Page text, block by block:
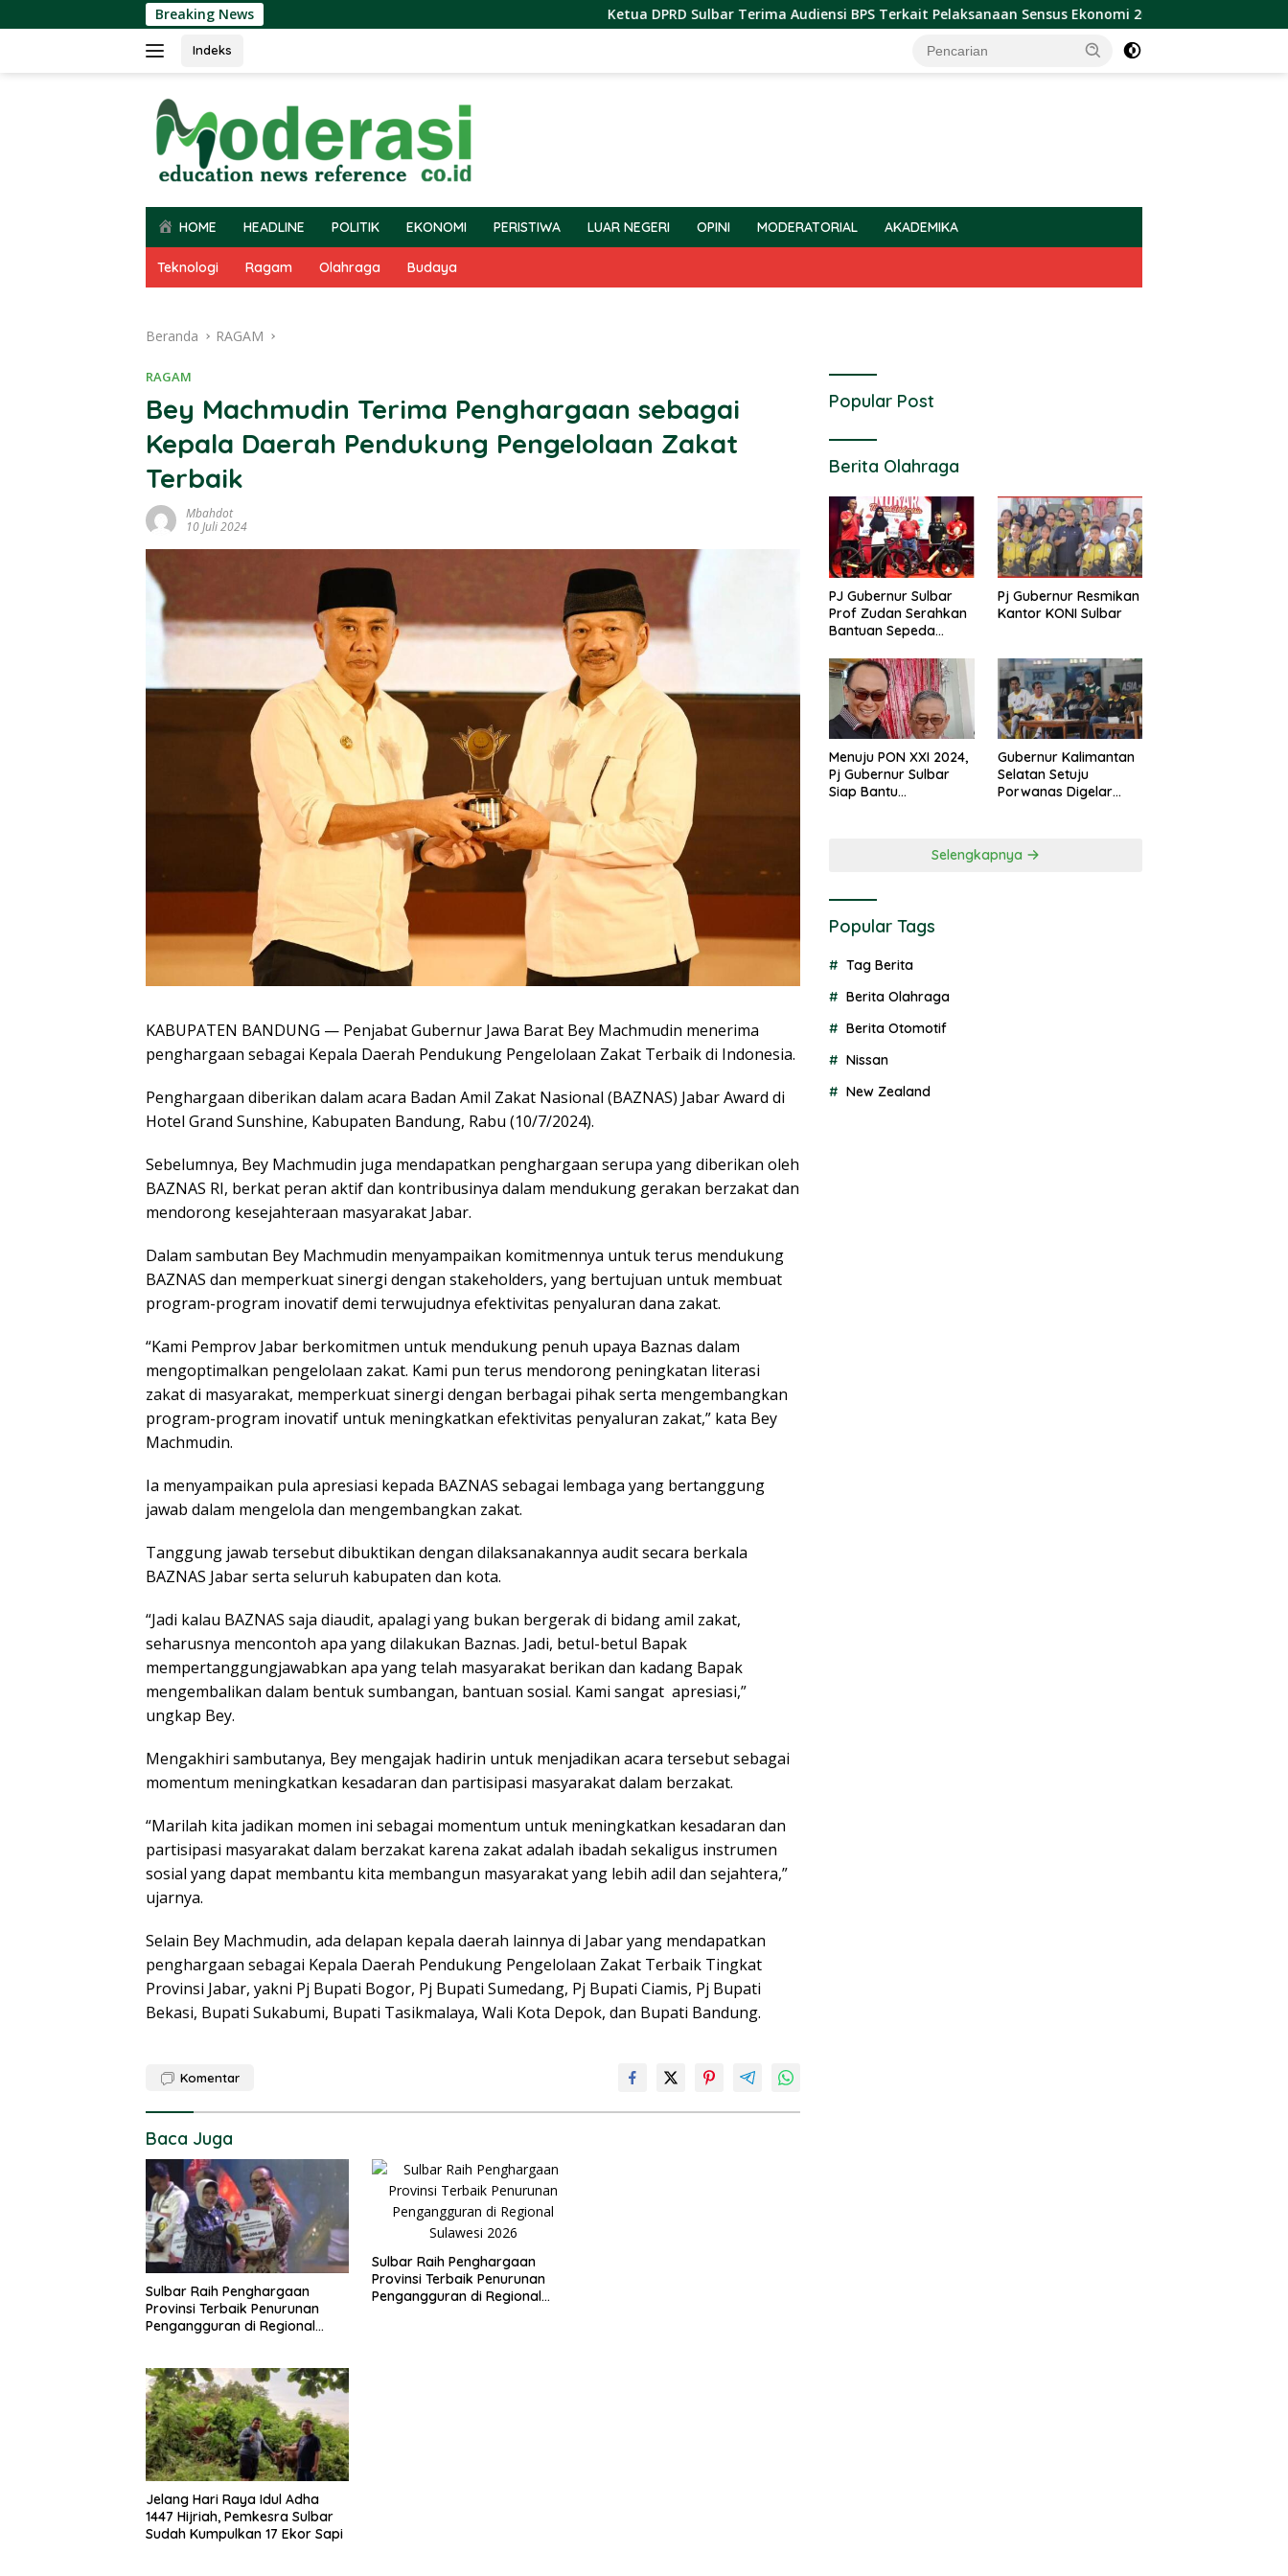
ke
Breaking News Ketua DPRD Sulbar Terima Audiensi BPS Terkait Pelaksanaan Sensus Ekonomi 2026
Indeks
HOME HEADLINE POLITIK EKONOMI PERISTIWA LUAR NEGERI OPINI MODERATORIAL AKADEMIKA
Teknologi Ragam Olahraga Budaya
Beranda RAGAM
RAGAM
Bey Machmudin Terima Penghargaan sebagai
Kepala Daerah Pendukung Pengelolaan Zakat
Terbaik
Mbahdot
10 Juli 2024
KABUPATEN BANDUNG — Penjabat Gubernur Jawa Barat Bey Machmudin menerima
penghargaan sebagai Kepala Daerah Pendukung Pengelolaan Zakat Terbaik di Indonesia.
Penghargaan diberikan dalam acara Badan Amil Zakat Nasional (BAZNAS) Jabar Award di
Hotel Grand Sunshine, Kabupaten Bandung, Rabu (10/7/2024).
Sebelumnya, Bey Machmudin juga mendapatkan penghargaan serupa yang diberikan oleh
BAZNAS RI, berkat peran aktif dan kontribusinya dalam mendukung gerakan berzakat dan
mendorong kesejahteraan masyarakat Jabar.
Dalam sambutan Bey Machmudin menyampaikan komitmennya untuk terus mendukung
BAZNAS dan memperkuat sinergi dengan stakeholders, yang bertujuan untuk membuat
program-program inovatif demi terwujudnya efektivitas penyaluran dana zakat.
“Kami Pemprov Jabar berkomitmen untuk mendukung penuh upaya Baznas dalam
mengoptimalkan pengelolaan zakat. Kami pun terus mendorong peningkatan literasi
zakat di masyarakat, memperkuat sinergi dengan berbagai pihak serta mengembangkan
program-program inovatif untuk meningkatkan efektivitas penyaluran zakat,” kata Bey
Machmudin.
Ia menyampaikan pula apresiasi kepada BAZNAS sebagai lembaga yang bertanggung
jawab dalam mengelola dan mengembangkan zakat.
Tanggung jawab tersebut dibuktikan dengan dilaksanakannya audit secara berkala
BAZNAS Jabar serta seluruh kabupaten dan kota.
“Jadi kalau BAZNAS saja diaudit, apalagi yang bukan bergerak di bidang amil zakat,
seharusnya mencontoh apa yang dilakukan Baznas. Jadi, betul-betul Bapak
mempertanggungjawabkan apa yang telah masyarakat berikan dan kadang Bapak
mengembalikan dalam bentuk sumbangan, bantuan sosial. Kami sangat apresiasi,”
ungkap Bey.
Mengakhiri sambutanya, Bey mengajak hadirin untuk menjadikan acara tersebut sebagai
momentum meningkatkan kesadaran dan partisipasi masyarakat dalam berzakat.
“Marilah kita jadikan momen ini sebagai momentum untuk meningkatkan kesadaran dan
partisipasi masyarakat dalam berzakat karena zakat adalah ibadah sekaligus instrumen
sosial yang dapat membantu kita membangun masyarakat yang lebih adil dan sejahtera,”
ujarnya.
Selain Bey Machmudin, ada delapan kepala daerah lainnya di Jabar yang mendapatkan
penghargaan sebagai Kepala Daerah Pendukung Pengelolaan Zakat Terbaik Tingkat
Provinsi Jabar, yakni Pj Bupati Bogor, Pj Bupati Sumedang, Pj Bupati Ciamis, Pj Bupati
Bekasi, Bupati Sukabumi, Bupati Tasikmalaya, Wali Kota Depok, dan Bupati Bandung.
Komentar
Baca Juga
Sulbar Raih Penghargaan
Provinsi Terbaik Penurunan
Pengangguran di Regional
Sulbar Raih Penghargaan
Provinsi Terbaik Penurunan
Pengangguran di Regional
Jelang Hari Raya Idul Adha
1447 Hijriah, Pemkesra Sulbar
Sudah Kumpulkan 17 Ekor Sapi
Popular Post
Berita Olahraga
PJ Gubernur Sulbar
Prof Zudan Serahkan
Bantuan Sepeda
PON 2024
Pj Gubernur Resmikan
Kantor KONI Sulbar
Menuju PON XXI 2024,
Pj Gubernur Sulbar
Siap Bantu
Gubernur Kalimantan
Selatan Setuju
Porwanas Digelar
Selengkapnya
Popular Tags
Tag Berita
Berita Olahraga
Berita Otomotif
Nissan
New Zealand